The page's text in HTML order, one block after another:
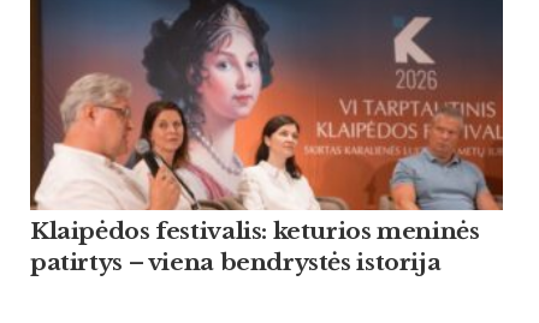
Klaipėdos festivalis: keturios meninės
patirtys – viena bendrystės istorija